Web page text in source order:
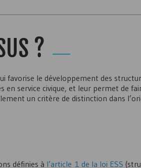
?
favorise le développement des
en service civique, et leur permet de
un critère de distinction dans
définies à l’article 1 de la loi ESS